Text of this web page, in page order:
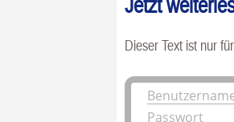
Jetzt
Dieser Text ist nur